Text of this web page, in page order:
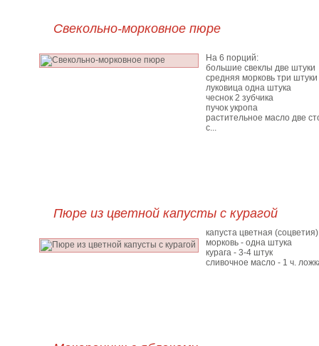
Свекольно-морковное пюре
На 6 порций:
большие свеклы две штуки
средняя морковь три штуки
луковица одна штука
чеснок 2 зубчика
пучок укропа
растительное масло две
с...
Пюре из цветной капусты с курагой
капуста цветная
морковь - одна штука
курага - 3-4 штук
сливочное масло - 1 ч.